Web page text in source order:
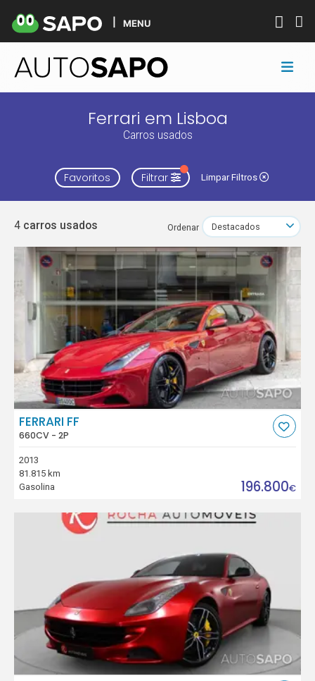
MENU
Ferrari em Lisboa
Carros usados
Favoritos Filtrar Limpar Filtros
4 carros usados Ordenar
FERRARI FF
660CV - 2P
2013
81.815 km
Gasolina
196.800€